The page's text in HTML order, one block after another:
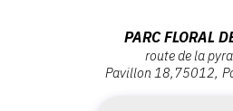
1
PARC FLORAL
route de la
Pavillon 18 75012